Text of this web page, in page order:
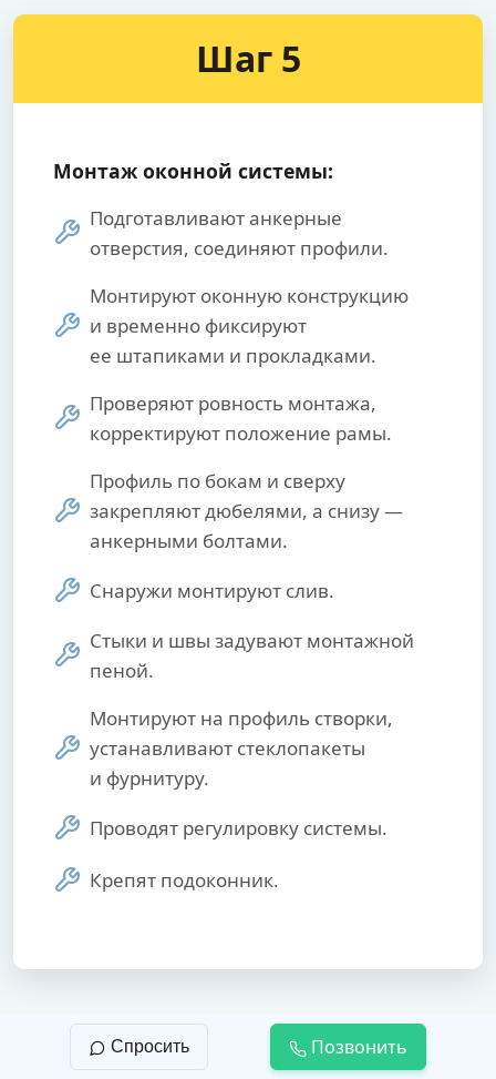
Шаг 5
Монтаж оконной системы:
Подготавливают анкерные
отверстия, соединяют профили.
Монтируют оконную конструкцию
и временно фиксируют
ее штапиками и прокладками.
Проверяют ровность монтажа,
корректируют положение рамы.
Профиль по бокам и сверху
закрепляют дюбелями, а снизу —
анкерными болтами.
Снаружи монтируют слив.
Стыки и швы задувают монтажной
пеной.
Монтируют на профиль створки,
устанавливают стеклопакеты
и фурнитуру.
Проводят регулировку системы.
Крепят подоконник.
Спросить Позвонить